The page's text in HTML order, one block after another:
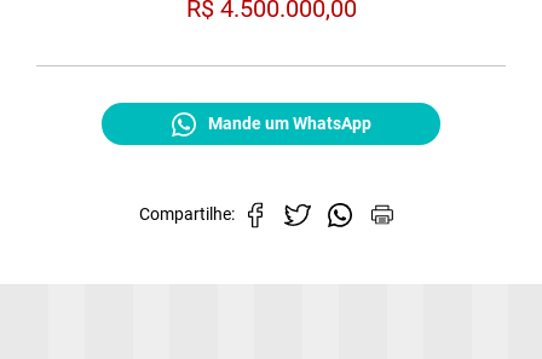
R$ 4.500.000,00
Mande um WhatsApp
Compartilhe: